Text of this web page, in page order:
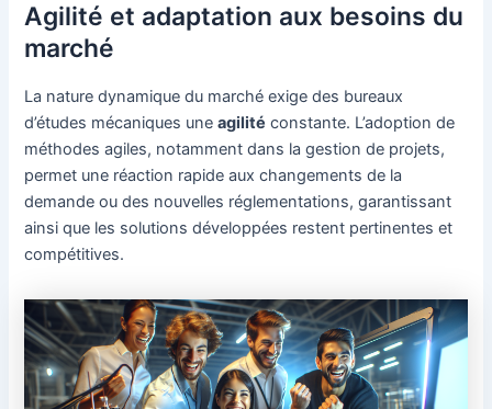
Agilité et adaptation aux besoins du
marché
La nature dynamique du marché exige des bureaux
d’études mécaniques uneagilité constante. L’adoption de
méthodes agiles, notamment dans la gestion de projets,
permet une réaction rapide aux changements de la
demande ou des nouvelles réglementations, garantissant
ainsi que les solutions développées restent pertinentes et
compétitives.